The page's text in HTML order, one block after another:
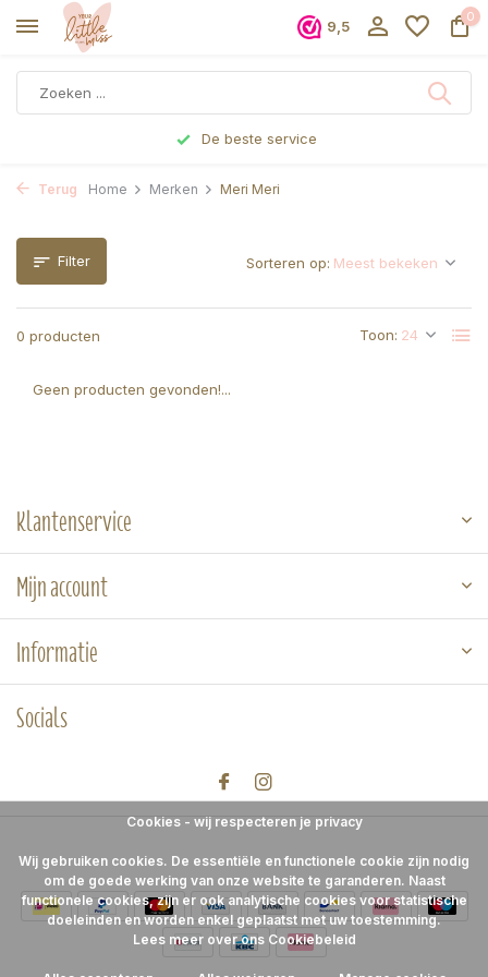
9,5
0
De beste service
Terug Home Merken Meri Meri
Filter
0 producten Toon:
Sorteren op:
Geen producten gevonden!...
Klantenservice
Mijn account
Informatie
Socials
Cookies - wij respecteren je privacy
Wij gebruiken cookies. De essentiële en functionele cookie zijn nodig
om de goede werking van onze website te garanderen. Naast
functionele cookies, zijn er ook analytische cookies voor statistische
doeleinden en worden enkel geplaatst met uw toestemming.
Lees meer over ons Cookiebeleid